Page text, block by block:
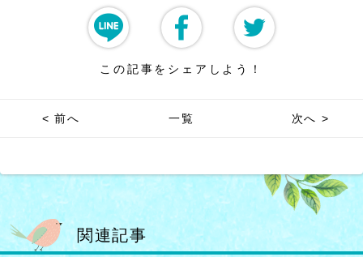
この記事をシェアしよう！
< 前へ 一覧 次へ >
関連記事